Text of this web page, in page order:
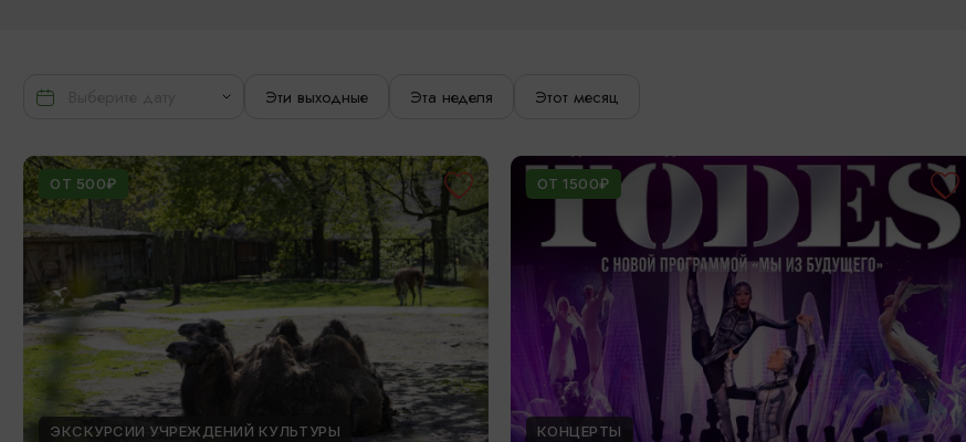
Эти выходные Эта неделя Этот месяц
ОТ 500₽
ЭКСКУРСИИ УЧРЕЖДЕНИЙ КУЛЬТУРЫ
ОТ 1500₽
КОНЦЕРТЫ